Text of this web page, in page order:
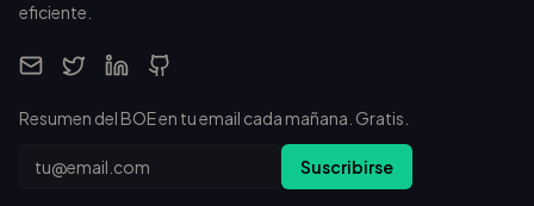
eficiente.
Resumen del BOE en tu email cada mañana. Gratis.
Email Suscribirse